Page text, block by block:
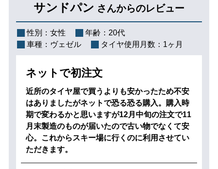
サンドパン さんからのレビュー
性別： 女性 年齢： 20代
車種： ヴェゼル タイヤ使用月数： 1ヶ月
ネットで初注文
近所のタイヤ屋で買うよりも安かったため不安
はありましたがネットで恐る恐る購入。購入時
期で変わるかと思いますが12月中旬の注文で11
月末製造のものが届いたので古い物でなくて安
心。これからスキー場に行くのに利用させてい
ただきます。